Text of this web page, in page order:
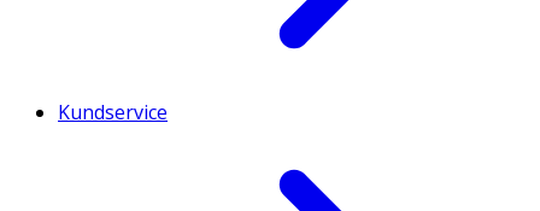
Kundservice